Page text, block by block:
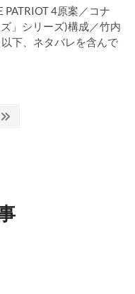
PATRIOT 4原案／コナ
」シリーズ)構成／竹内
下、ネタバレを含んで